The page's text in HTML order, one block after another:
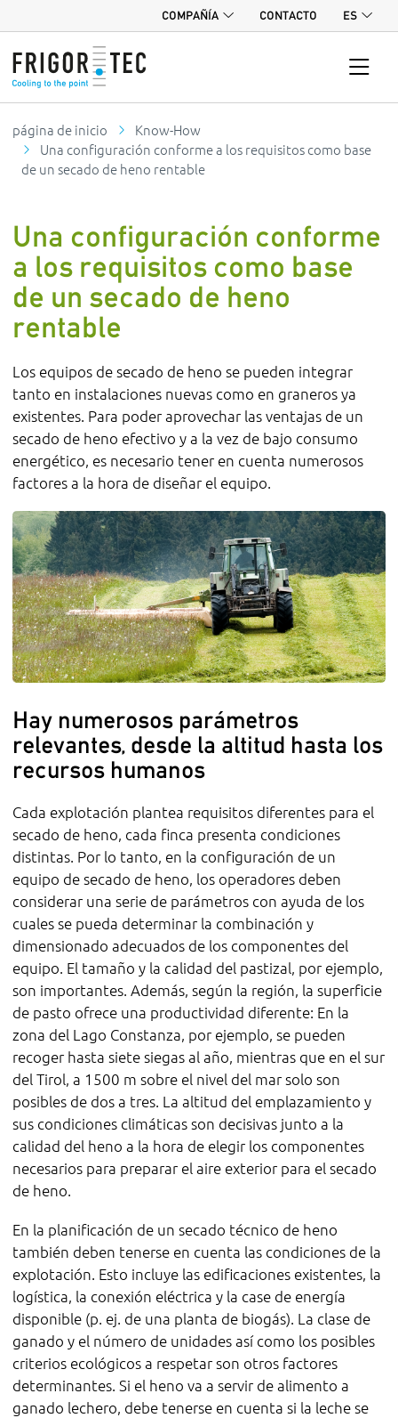
COMPAÑÍA CONTACTO ES
página de inicio
Know-How
Una configuración conforme a los requisitos como base
de un secado de heno rentable
Una configuración conforme
a los requisitos como base
de un secado de heno
rentable
Los equipos de secado de heno se pueden integrar
tanto en instalaciones nuevas como en graneros ya
existentes. Para poder aprovechar las ventajas de un
secado de heno efectivo y a la vez de bajo consumo
energético, es necesario tener en cuenta numerosos
factores a la hora de diseñar el equipo.
Hay numerosos parámetros
relevantes, desde la altitud hasta los
recursos humanos
Cada explotación plantea requisitos diferentes para el
secado de heno, cada finca presenta condiciones
distintas. Por lo tanto, en la configuración de un
equipo de secado de heno, los operadores deben
considerar una serie de parámetros con ayuda de los
cuales se pueda determinar la combinación y
dimensionado adecuados de los componentes del
equipo. El tamaño y la calidad del pastizal, por ejemplo,
son importantes. Además, según la región, la superficie
de pasto ofrece una productividad diferente: En la
zona del Lago Constanza, por ejemplo, se pueden
recoger hasta siete siegas al año, mientras que en el sur
del Tirol, a 1500 m sobre el nivel del mar solo son
posibles de dos a tres. La altitud del emplazamiento y
sus condiciones climáticas son decisivas junto a la
calidad del heno a la hora de elegir los componentes
necesarios para preparar el aire exterior para el secado
de heno.
En la planificación de un secado técnico de heno
también deben tenerse en cuenta las condiciones de la
explotación. Esto incluye las edificaciones existentes, la
logística, la conexión eléctrica y la case de energía
disponible (p. ej. de una planta de biogás). La clase de
ganado y el número de unidades así como los posibles
criterios ecológicos a respetar son otros factores
determinantes. Si el heno va a servir de alimento a
ganado lechero, debe tenerse en cuenta si la leche se